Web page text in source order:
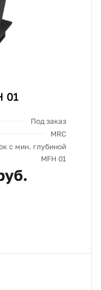
01
Под заказ
MRC
c мин. глубиной
MFH 01